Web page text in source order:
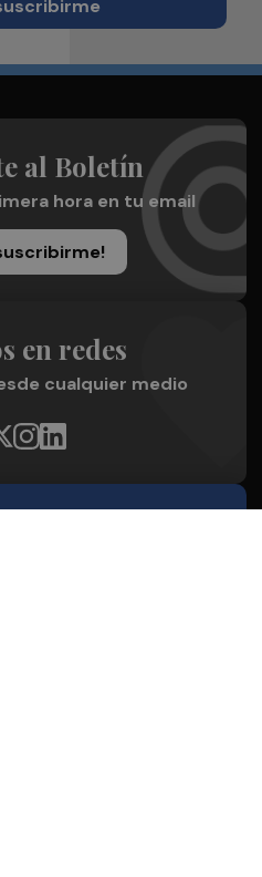
al Boletín
hora en tu email
en redes
cualquier medio